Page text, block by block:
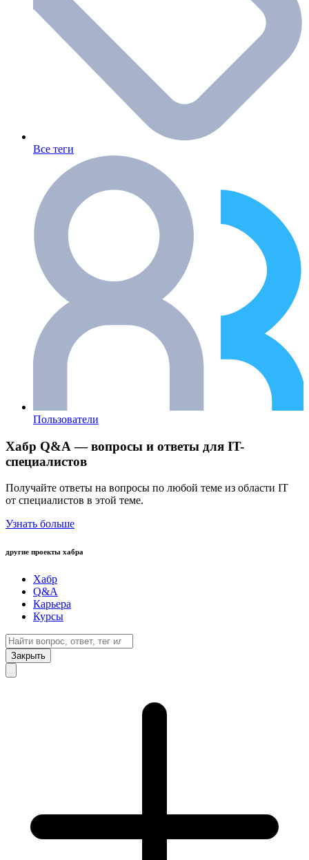
Все теги
Пользователи
Хабр Q&A — вопросы и ответы для IT-
специалистов
Получайте ответы на вопросы по любой теме из области IT
от специалистов в этой теме.
Узнать больше
другие проекты хабра
Хабр
Q&A
Карьера
Курсы
Закрыть